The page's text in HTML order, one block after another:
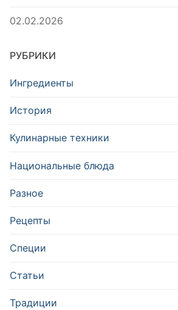
02.02.2026
РУБРИКИ
Ингредиенты
История
Кулинарные техники
Национальные блюда
Разное
Рецепты
Специи
Статьи
Традиции